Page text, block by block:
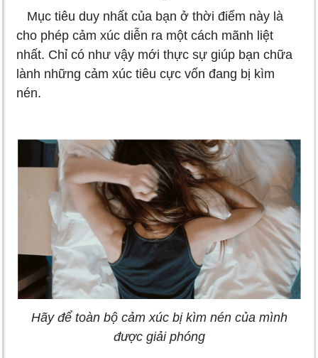
Mục tiêu duy nhất của bạn ở thời điểm này là
cho phép cảm xúc diễn ra một cách mãnh liệt
nhất. Chỉ có như vậy mới thực sự giúp bạn chữa
lành những cảm xúc tiêu cực vốn đang bị kìm
nén.
Hãy để toàn bộ cảm xúc bị kìm nén của mình
được giải phóng